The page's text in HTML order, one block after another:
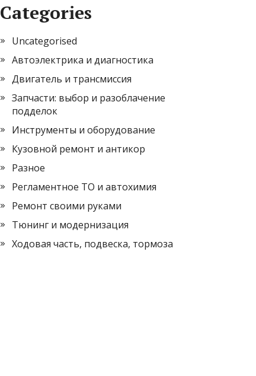
Categories
Uncategorised
Автоэлектрика и диагностика
Двигатель и трансмиссия
Запчасти: выбор и разоблачение
подделок
Инструменты и оборудование
Кузовной ремонт и антикор
Разное
Регламентное ТО и автохимия
Ремонт своими руками
Тюнинг и модернизация
Ходовая часть, подвеска, тормоза